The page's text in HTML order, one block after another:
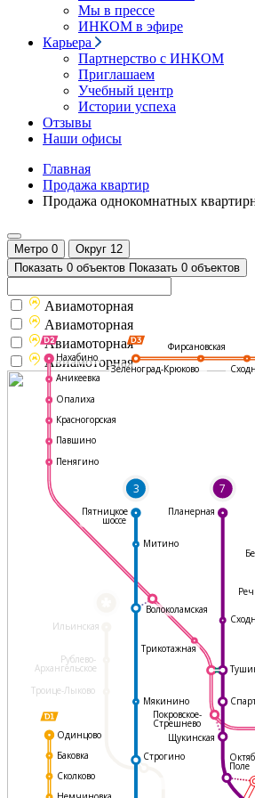
Мы в прессе
ИНКОМ в эфире
Карьера
Партнерство с ИНКОМ
Приглашаем
Учебный центр
Истории успеха
Отзывы
Наши офисы
Главная
Продажа квартир
Продажа однокомнатных
Метро 0 Округ 12
Показать 0 объектов Показать 0 объектов
Ильинская
Рублево-
Архангельское
Троице-Лыково
3 7
Фирсановская
Трикотажная
Волоколамская
Мякинино
Строгино
Митино
Нахабино
Аникеевка
Опалиха
Красногорская
Павшино
Пенягино
Одинцово
Баковка
Сколково
Пятницкое
шоссе
Планерная
Щукинская
Поле
Покровское-
Стрешнево
Зеленоград-Крюково
Авиамоторная
Авиамоторная
Авиамоторная
Авиамоторная